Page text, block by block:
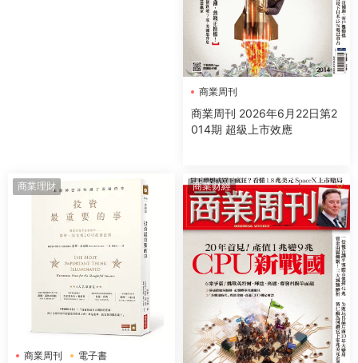
商業周刊
商業周刊 2026年6月22日第2
014期 超級上市效應
商業理財
商業周刊 電子書
商業财經